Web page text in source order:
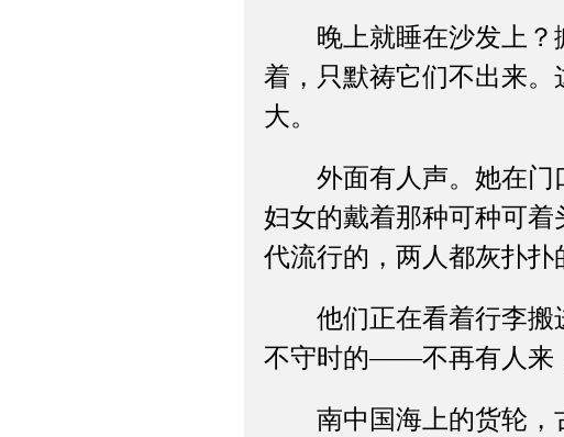
晚上就睡在沙发上？
着，只默祷它们不出来
大。
外面有人声。她在门口
妇女的戴着那种可种可
代流行的，两人都灰扑扑
他们正在看着行李搬
不守时的——不再有人来
南中国海上的货轮，